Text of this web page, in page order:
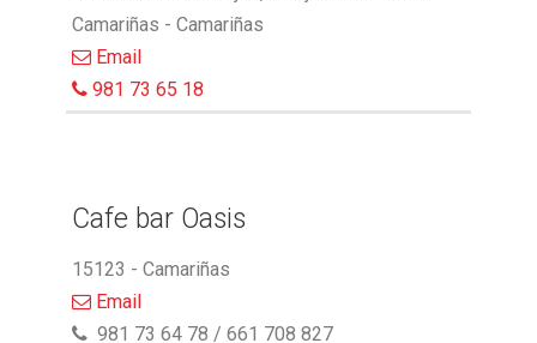
Camariñas - Camariñas
Email
981 73 65 18
Cafe bar Oasis
15123 - Camariñas
Email
981 73 64 78 / 661 708 827